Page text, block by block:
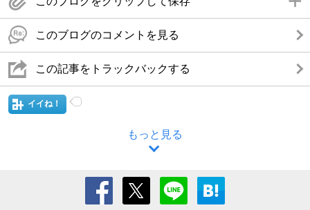
このブログのコメントを見る
この記事をトラックバックする
イイね！
もっと見る